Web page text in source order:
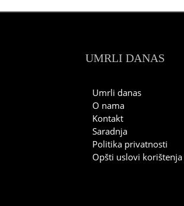
UMRLI DANAS
Umrli danas
O nama
Kontakt
Saradnja
Politika privatnosti
Opšti uslovi korištenja